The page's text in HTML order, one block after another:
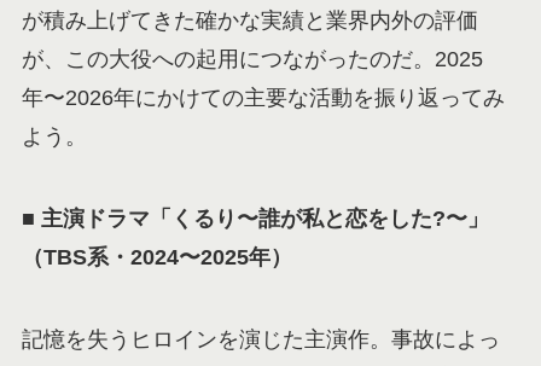
が積み上げてきた確かな実績と業界内外の評価
が、この大役への起用につながったのだ。2025
年〜2026年にかけての主要な活動を振り返ってみ
よう。
■ 主演ドラマ「くるり〜誰が私と恋をした?〜」
（TBS系・2024〜2025年）
記憶を失うヒロインを演じた主演作。事故によっ